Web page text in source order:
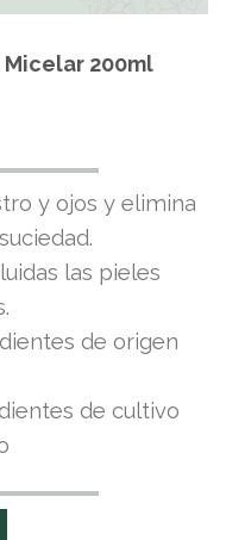
200ml
y ojos y elimina
las pieles
de origen
de cultivo